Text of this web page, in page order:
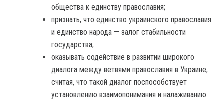
общества к единству православия;
признать, что единство украинского православия
и единство народа — залог стабильности
государства;
оказывать содействие в развитии широкого
диалога между ветвями православия в Украине,
считая, что такой диалог поспособствует
установлению взаимопонимания и налаживанию